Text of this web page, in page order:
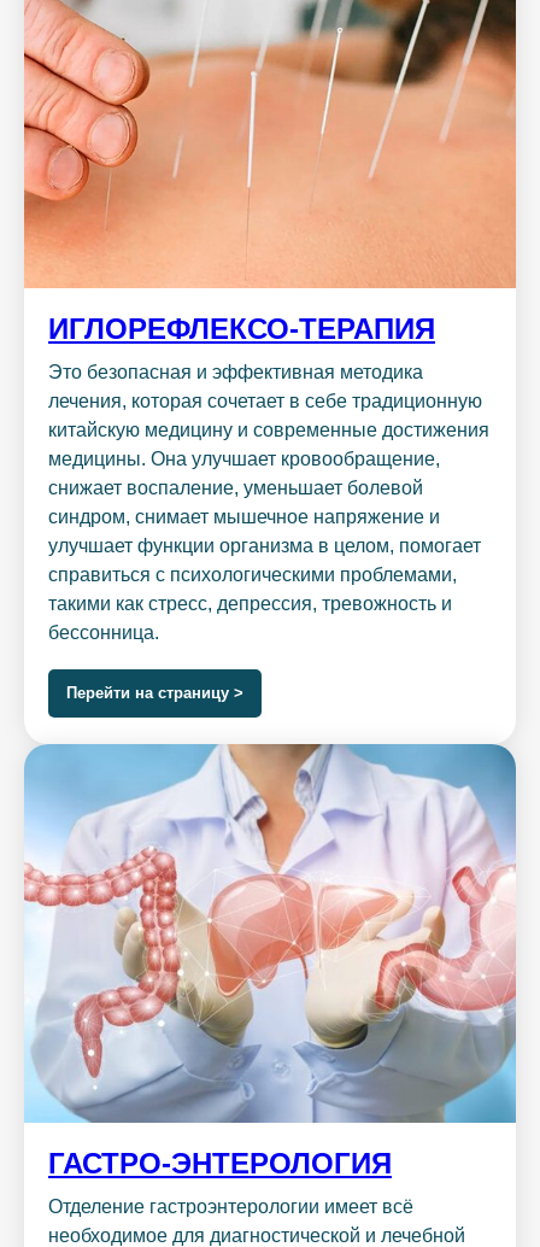
ИГЛОРЕФЛЕКСО-ТЕРАПИЯ
Это безопасная и эффективная методика
лечения, которая сочетает в себе традиционную
китайскую медицину и современные достижения
медицины. Она улучшает кровообращение,
снижает воспаление, уменьшает болевой
синдром, снимает мышечное напряжение и
улучшает функции организма в целом, помогает
справиться с психологическими проблемами,
такими как стресс, депрессия, тревожность и
бессонница.
Перейти на страницу >
ГАСТРО-ЭНТЕРОЛОГИЯ
Отделение гастроэнтерологии имеет всё
необходимое для диагностической и лечебной